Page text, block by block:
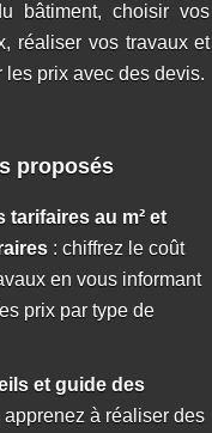
bâtiment, choisir vos
réaliser vos travaux et
les prix avec des devis.
proposés
tarifaires au m² et
: chiffrez le coût
en vous informant
prix par type de
et guide des
apprenez à réaliser des